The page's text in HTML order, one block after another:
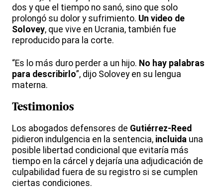
dos y que el tiempo no sanó, sino que solo
prolongó su dolor y sufrimiento. Un video de
Solovey, que vive en Ucrania, también fue
reproducido para la corte.
“Es lo más duro perder a un hijo. No hay palabras
para describirlo”, dijo Solovey en su lengua
materna.
Testimonios
Los abogados defensores de Gutiérrez-Reed
pidieron indulgencia en la sentencia, incluida una
posible libertad condicional que evitaría más
tiempo en la cárcel y dejaría una adjudicación de
culpabilidad fuera de su registro si se cumplen
ciertas condiciones.